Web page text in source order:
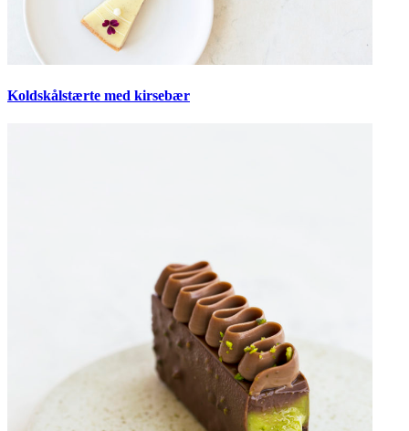
Koldskålstærte med kirsebær